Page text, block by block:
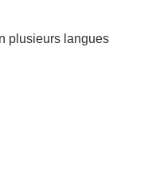
plusieurs langues